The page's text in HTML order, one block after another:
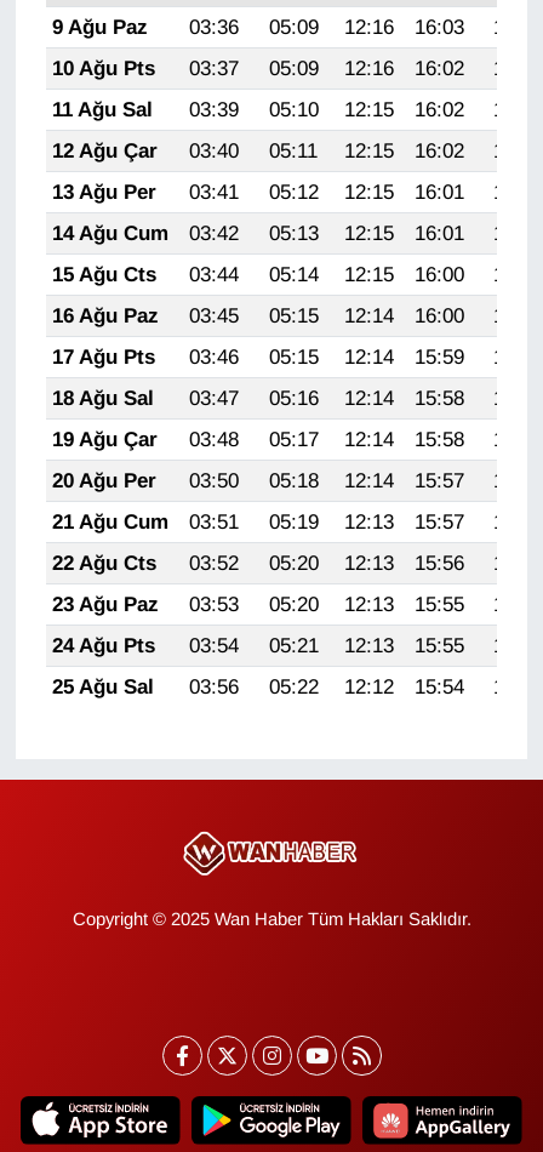
9 Ağu Paz
03:36 05:09 12:16 16:03
19:13
10 Ağu Pts
03:37 05:09 12:16 16:02
19:12
11 Ağu Sal
03:39 05:10 12:15 16:02
19:11
12 Ağu Çar
03:40 05:11 12:15 16:02
19:09
13 Ağu Per
03:41 05:12 12:15 16:01
19:08
14 Ağu Cum
03:42 05:13 12:15 16:01
19:07
15 Ağu Cts
03:44 05:14 12:15 16:00
19:06
16 Ağu Paz
03:45 05:15 12:14 16:00
19:04
17 Ağu Pts
03:46 05:15 12:14 15:59
19:03
18 Ağu Sal
03:47 05:16 12:14 15:58
19:02
19 Ağu Çar
03:48 05:17 12:14 15:58
19:01
20 Ağu Per
03:50 05:18 12:14 15:57
18:59
21 Ağu Cum
03:51 05:19 12:13 15:57
18:58
22 Ağu Cts
03:52 05:20 12:13 15:56
18:57
23 Ağu Paz
03:53 05:20 12:13 15:55
18:55
24 Ağu Pts
03:54 05:21 12:13 15:55
18:54
25 Ağu Sal
03:56 05:22 12:12 15:54 18:52
Copyright © 2025 Wan Haber Tüm Hakları Saklıdır.
Seri İlan
Sinema - TV
SİYASET
SPOR
TEBRİK
TEKNOLOJİ
Turizm
VAN'DA SPOR
Vasıta
YAŞAM
YEREL